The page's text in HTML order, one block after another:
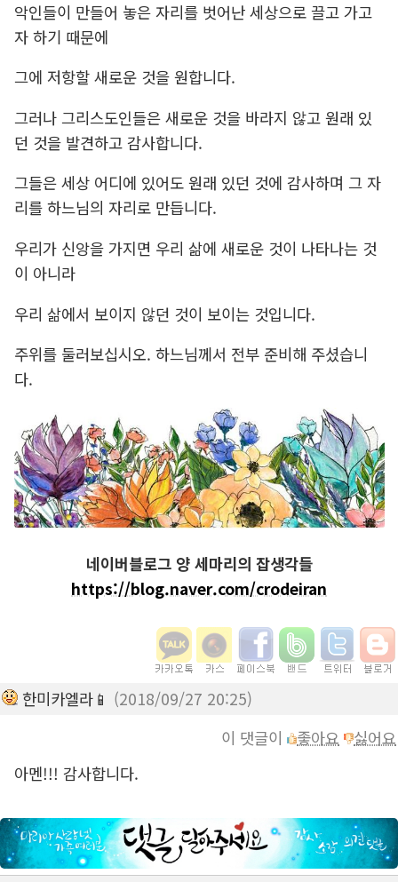
악인들이 만들어 놓은 자리를 벗어난 세상으로 끌고 가고
자 하기 때문에
그에 저항할 새로운 것을 원합니다.
그러나 그리스도인들은 새로운 것을 바라지 않고 원래 있
던 것을 발견하고 감사합니다.
그들은 세상 어디에 있어도 원래 있던 것에 감사하며 그 자
리를 하느님의 자리로 만듭니다.
우리가 신앙을 가지면 우리 삶에 새로운 것이 나타나는 것
이 아니라
우리 삶에서 보이지 않던 것이 보이는 것입니다.
주위를 둘러보십시오. 하느님께서 전부 준비해 주셨습니
다.
네이버블로그 양 세마리의 잡생각들
https://blog.naver.com/crodeiran
한미카엘라📱 (2018/09/27 20:25)
이 댓글이
좋아요
싫어요
아멘!!! 감사합니다.